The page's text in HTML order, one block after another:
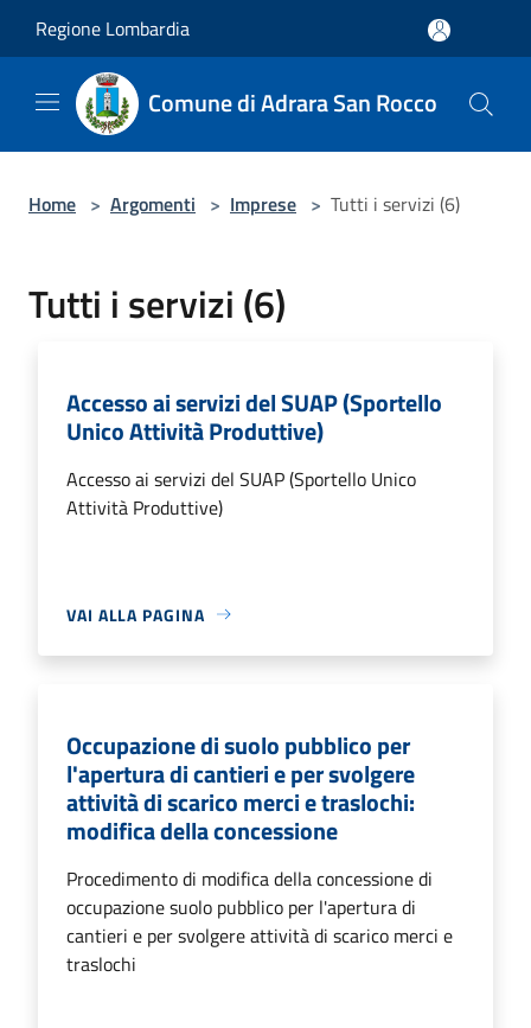
Regione Lombardia
Comune di Adrara San Rocco
Home > Argomenti > Imprese > Tutti i servizi (6)
Tutti i servizi (6)
Accesso ai servizi del SUAP (Sportello
Unico Attività Produttive)
Accesso ai servizi del SUAP (Sportello Unico
Attività Produttive)
VAI ALLA PAGINA
Occupazione di suolo pubblico per
l'apertura di cantieri e per svolgere
attività di scarico merci e traslochi:
modifica della concessione
Procedimento di modifica della concessione di
occupazione suolo pubblico per l'apertura di
cantieri e per svolgere attività di scarico merci e
traslochi